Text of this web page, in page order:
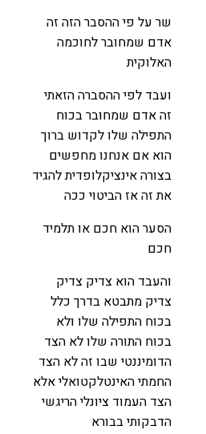
שר על פי ההסבר הזה זה
אדם שמחובר לחוכמה
האלוקית
ועבד לפי ההסברה הזאתי
זה אדם שמחובר בכוח
התפילה שלו לקדוש ברוך
הוא אם אנחנו מחפשים
בצורה אינציקלופדית להגיד
את זה אז הביטוי ככה
הסער הוא חכם או תלמיד
חכם
והעבד הוא צדיק צדיק
צדיק מתבטא בדרך כלל
בכוח התפילה שלו ולא
בכוח התורה שלו לא הצד
הדומיננטי שבו זה לא הצד
החמתי האינטלקטואלי אלא
הצד העמוד ציונלי הריגשי
הדבקותי בבורא